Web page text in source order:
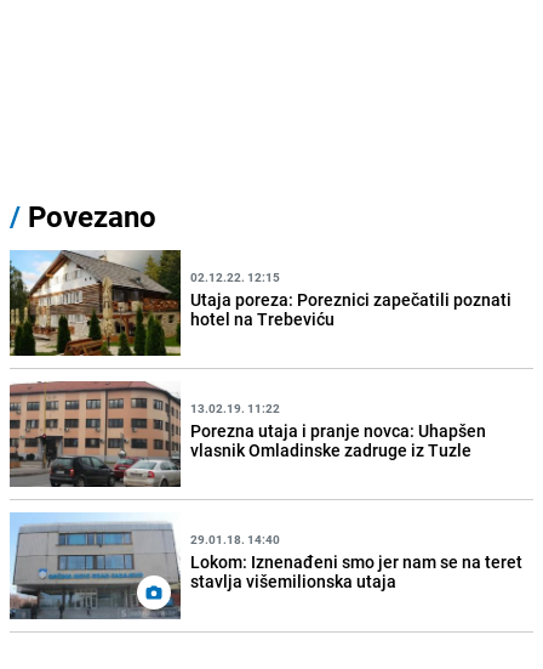
/ Povezano
02.12.22. 12:15
Utaja poreza: Poreznici zapečatili poznati
hotel na Trebeviću
13.02.19. 11:22
Porezna utaja i pranje novca: Uhapšen
vlasnik Omladinske zadruge iz Tuzle
29.01.18. 14:40
Lokom: Iznenađeni smo jer nam se na teret
stavlja višemilionska utaja